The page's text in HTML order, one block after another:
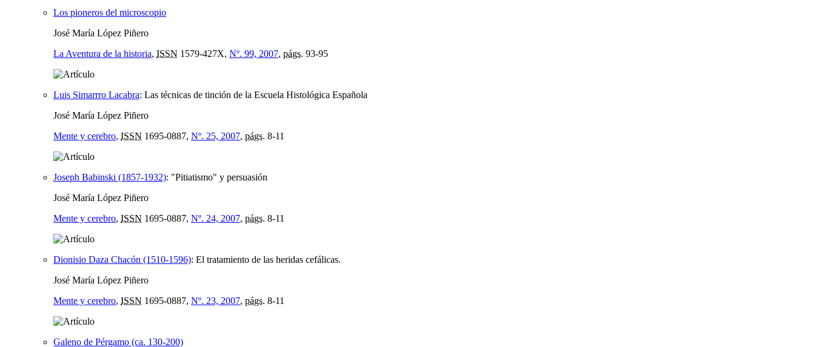
Los pioneros del microscopio
José María López Piñero
La Aventura de la historia, ISSN 1579-427X, Nº. 99, 2007, págs. 93-95
Luis Simarrro Lacabra: Las técnicas de tinción de la Escuela Histológica Española
José María López Piñero
Mente y cerebro, ISSN 1695-0887, Nº. 25, 2007, págs. 8-11
Joseph Babinski (1857-1932): "Pitiatismo" y persuasión
José María López Piñero
Mente y cerebro, ISSN 1695-0887, Nº. 24, 2007, págs. 8-11
Dionisio Daza Chacón (1510-1596): El tratamiento de las heridas cefálicas.
José María López Piñero
Mente y cerebro, ISSN 1695-0887, Nº. 23, 2007, págs. 8-11
Galeno de Pérgamo (ca. 130-200)